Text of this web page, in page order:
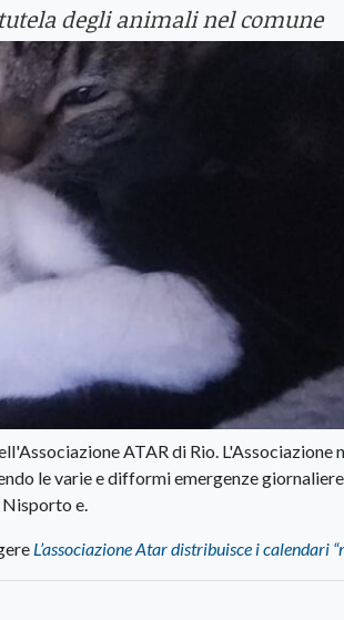
degli animali nel comune
ATAR di Rio. L'Associazione
le varie e difformi emergenze
e.
L’associazione Atar distribuisce i calendari